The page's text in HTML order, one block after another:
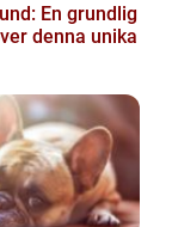
En grundlig
denna unika